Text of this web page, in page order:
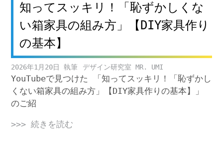
知ってスッキリ！「恥ずかしくな
い箱家具の組み方」【DIY家具作り
の基本】
2026年1月20日 デザイン研究室 MR. UMI
YouTubeで見つけた 「知ってスッキリ！「恥ずかし
くない箱家具の組み方」【DIY家具作りの基本】」
のご紹
>>> 続きを読む